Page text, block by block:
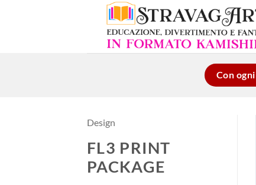
Con
Design
FL3 PRINT
PACKAGE